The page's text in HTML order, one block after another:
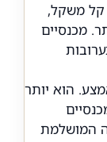
קל משקל,
מכנסיים
הוא יותר
המושלמת